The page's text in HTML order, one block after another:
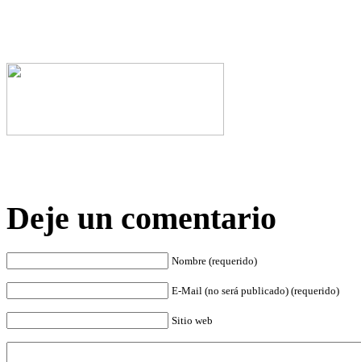
Deje un comentario
Nombre (requerido)
E-Mail (no será publicado) (requerido)
Sitio web